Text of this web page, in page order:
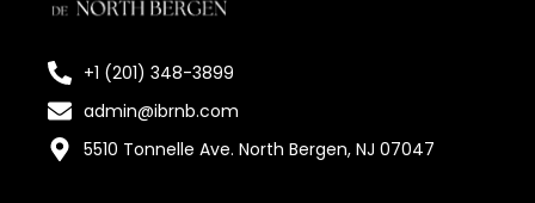
+1 (201) 348-3899
admin@ibrnb.com
5510 Tonnelle Ave. North Bergen, NJ 07047